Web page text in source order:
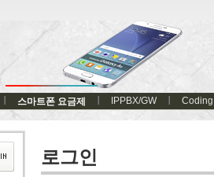
스마트폰 요금제 IPPBX/GW Coding
로그인